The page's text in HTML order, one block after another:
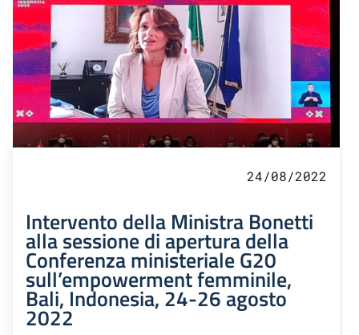
24/08/2022
Intervento della Ministra Bonetti
alla sessione di apertura della
Conferenza ministeriale G20
sull’empowerment femminile,
Bali, Indonesia, 24-26 agosto
2022